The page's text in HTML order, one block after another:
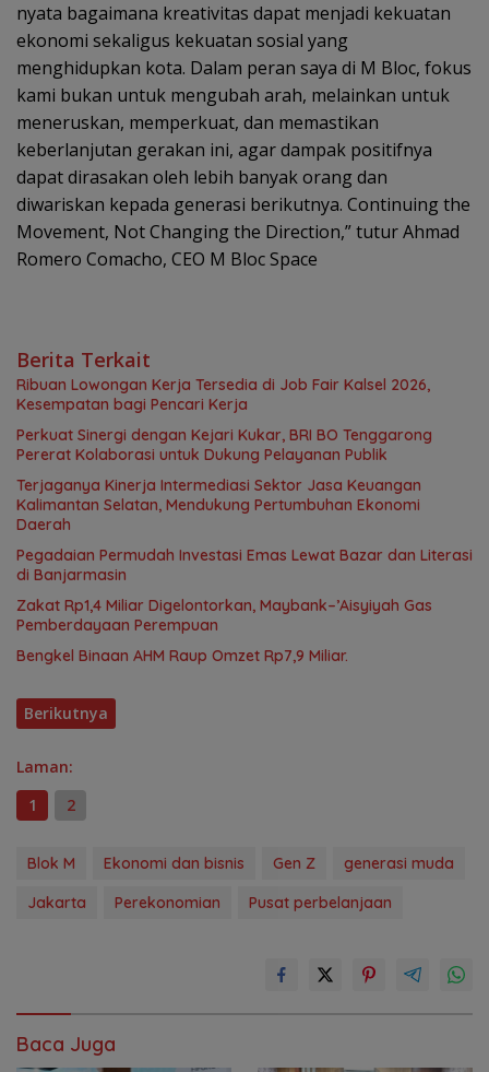
nyata bagaimana kreativitas dapat menjadi kekuatan
ekonomi sekaligus kekuatan sosial yang
menghidupkan kota. Dalam peran saya di M Bloc, fokus
kami bukan untuk mengubah arah, melainkan untuk
meneruskan, memperkuat, dan memastikan
keberlanjutan gerakan ini, agar dampak positifnya
dapat dirasakan oleh lebih banyak orang dan
diwariskan kepada generasi berikutnya. Continuing the
Movement, Not Changing the Direction,” tutur Ahmad
Romero Comacho, CEO M Bloc Space
Berita Terkait
Ribuan Lowongan Kerja Tersedia di Job Fair Kalsel 2026,
Kesempatan bagi Pencari Kerja
Perkuat Sinergi dengan Kejari Kukar, BRI BO Tenggarong
Pererat Kolaborasi untuk Dukung Pelayanan Publik
Terjaganya Kinerja Intermediasi Sektor Jasa Keuangan
Kalimantan Selatan, Mendukung Pertumbuhan Ekonomi
Daerah
Pegadaian Permudah Investasi Emas Lewat Bazar dan Literasi
di Banjarmasin
Zakat Rp1,4 Miliar Digelontorkan, Maybank–’Aisyiyah Gas
Pemberdayaan Perempuan
Bengkel Binaan AHM Raup Omzet Rp7,9 Miliar.
Berikutnya
Laman:
1
2
Blok M Ekonomi dan bisnis Gen Z
generasi muda
Jakarta
Perekonomian Pusat perbelanjaan
Baca Juga